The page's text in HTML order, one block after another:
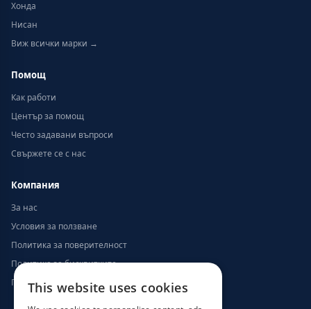
Хонда
Нисан
Виж всички марки →
Помощ
Как работи
Център за помощ
Често задавани въпроси
Свържете се с нас
Компания
За нас
Условия за ползване
Политика за поверителност
Политика за бисквитките
Политика за възстановяване на суми
This website uses cookies